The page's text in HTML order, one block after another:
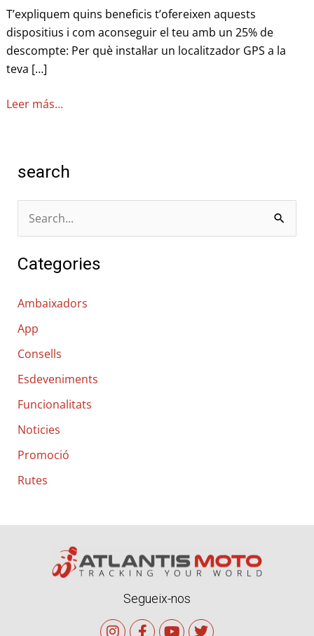
T’expliquem quins beneficis t’ofereixen aquests
dispositius i com aconseguir el teu amb un 25% de
descompte: Per què instal·lar un localitzador GPS a la
teva […]
amb
un
25%
de
Leer más…
search
r
a
:
Categories
Ambaixadors
App
Consells
Esdeveniments
Funcionalitats
Noticies
Promoció
Rutes
Segueix-nos
n
F
a o w